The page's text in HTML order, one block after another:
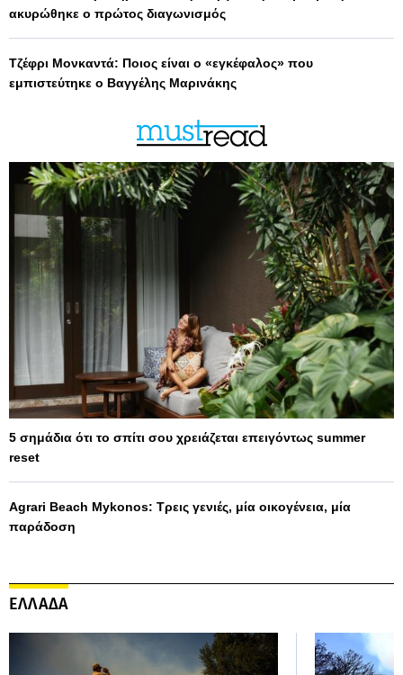
ακυρώθηκε ο πρώτος διαγωνισμός
Τζέφρι Μονκαντά: Ποιος είναι ο «εγκέφαλος» που
εμπιστεύτηκε ο Βαγγέλης Μαρινάκης
5 σημάδια ότι το σπίτι σου χρειάζεται επειγόντως summer
reset
Agrari Beach Mykonos: Τρεις γενιές, μία οικογένεια, μία
παράδοση
ΕΛΛΑΔΑ